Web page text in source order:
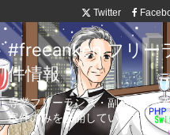
Twitter
#freeanken フリ
件情報
専業フリーランス・副業向け案
案件のみを公開しています。